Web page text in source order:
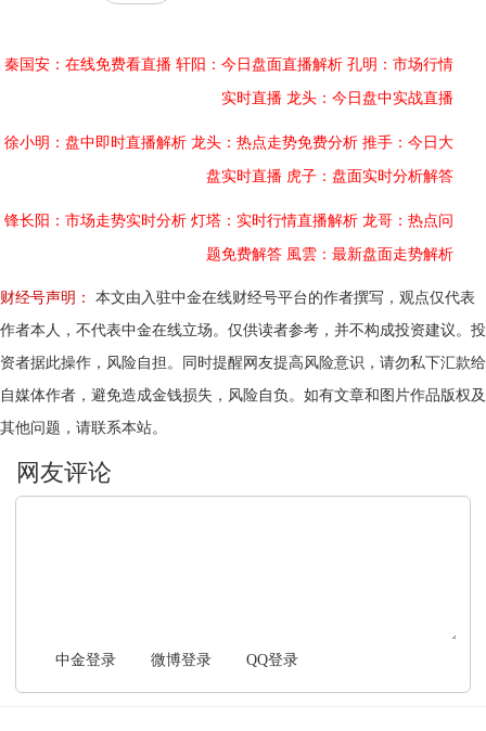
秦国安：在线免费看直播 轩阳：今日盘面直播解析 孔明：市场行情
实时直播 龙头：今日盘中实战直播
徐小明：盘中即时直播解析 龙头：热点走势免费分析 推手：今日大
盘实时直播 虎子：盘面实时分析解答
锋长阳：市场走势实时分析 灯塔：实时行情直播解析 龙哥：热点问
题免费解答 風雲：最新盘面走势解析
财经号声明：
本文由入驻中金在线财经号平台的作者撰写，观点仅代表
作者本人，不代表中金在线立场。仅供读者参考，并不构成投资建议。投
资者据此操作，风险自担。同时提醒网友提高风险意识，请勿私下汇款给
自媒体作者，避免造成金钱损失，风险自负。如有文章和图片作品版权及
其他问题，请联系本站。
中金登录 微博登录 QQ登录